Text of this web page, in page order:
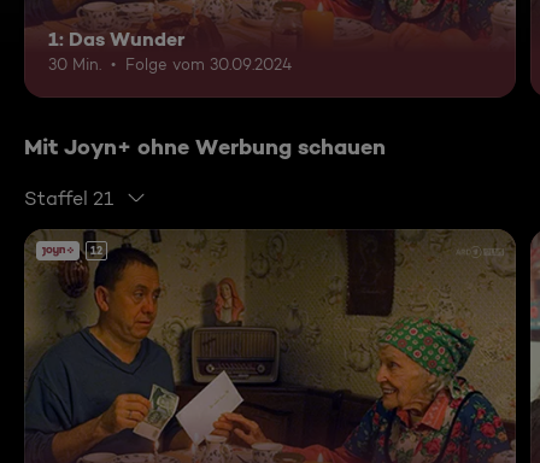
1: Das Wunder
30 Min. Folge vom 30.09.2024
Mit Joyn+ ohne Werbung schauen
Staffel 21
12